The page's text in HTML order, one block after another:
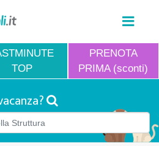
TOP
PRENOTA
PRIMA (sconti)